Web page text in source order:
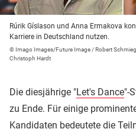
Rúrik Gíslason und Anna Ermakova
Karriere in Deutschland nutzen.
© Imago Images/Future Image / Robert
Christoph Hardt
Die diesjährige "Let's Dance"-
zu Ende. Für einige
Kandidaten bedeutete die